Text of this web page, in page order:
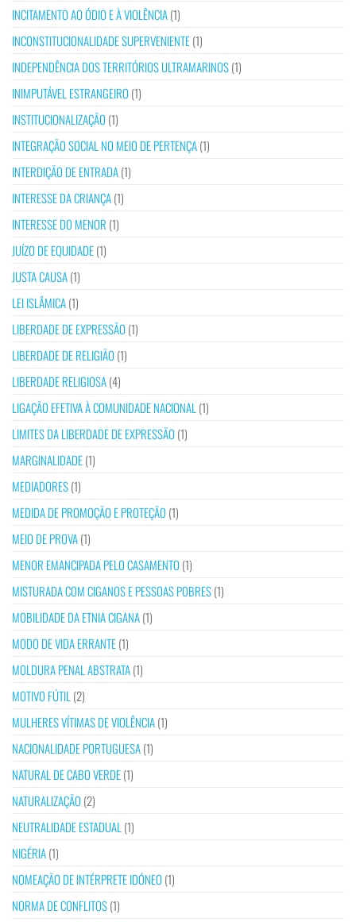
INCITAMENTO AO ÓDIO E À VIOLÊNCIA(1)
INCONSTITUCIONALIDADE SUPERVENIENTE(1)
INDEPENDÊNCIA DOS TERRITÓRIOS ULTRAMARINOS(1)
INIMPUTÁVEL ESTRANGEIRO (1)
INSTITUCIONALIZAÇÃO (1)
INTEGRAÇÃO SOCIAL NO MEIO DE PERTENÇA(1)
INTERDIÇÃO DE ENTRADA(1)
INTERESSE DA CRIANÇA(1)
INTERESSE DO MENOR (1)
JUÍZO DE EQUIDADE(1)
JUSTA CAUSA(1)
LEI ISLÂMICA(1)
LIBERDADE DE EXPRESSÃO (1)
LIBERDADE DE RELIGIÃO (1)
LIBERDADE RELIGIOSA(4)
LIGAÇÃO EFETIVA À COMUNIDADE NACIONAL (1)
LIMITES DA LIBERDADE DE EXPRESSÃO (1)
MARGINALIDADE(1)
MEDIADORES(1)
MEDIDA DE PROMOÇÃO E PROTEÇÃO (1)
MEIO DE PROVA(1)
MENOR EMANCIPADA PELO CASAMENTO (1)
MISTURADA COM CIGANOS E PESSOAS POBRES(1)
MOBILIDADE DA ETNIA CIGANA(1)
MODO DE VIDA ERRANTE(1)
MOLDURA PENAL ABSTRATA(1)
MOTIVO FÚTIL (2)
MULHERES VÍTIMAS DE VIOLÊNCIA(1)
NACIONALIDADE PORTUGUESA(1)
NATURAL DE CABO VERDE(1)
NATURALIZAÇÃO (2)
NEUTRALIDADE ESTADUAL (1)
NIGÉRIA(1)
NOMEAÇÃO DE INTÉRPRETE IDÓNEO (1)
NORMA DE CONFLITOS(1)